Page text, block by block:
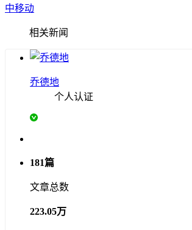
中移动
相关新闻
乔德地
个人认证
181篇
文章总数
223.05万